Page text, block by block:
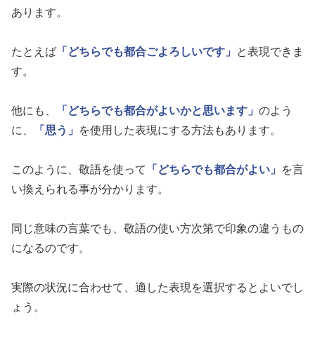
あります。
たとえば 「どちらでも都合ごよろしいです」
と表現できま
す。
他にも、 「どちらでも都合がよいかと思います」 のよう
に、
「思う」 を使用した表現にする方法もあります。
このように、敬語を使って 「どちらでも都合がよい」
を言
い換えられる事が分かります。
同じ意味の言葉でも、敬語の使い方次第で印象の違うもの
になるのです。
実際の状況に合わせて、適した表現を選択するとよいでし
ょう。